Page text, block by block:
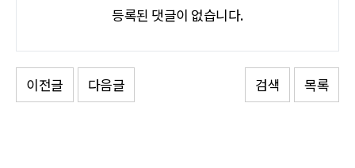
등록된 댓글이 없습니다.
이전글 다음글 검색 목록